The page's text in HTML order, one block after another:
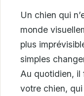
Un chien qui
monde
plus
simples
Au quotidien, il
votre chien,